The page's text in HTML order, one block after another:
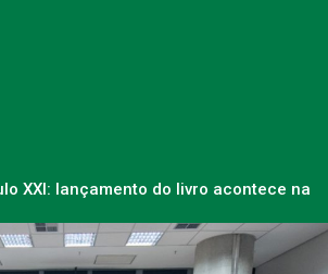
XXI: lançamento do livro acontece na